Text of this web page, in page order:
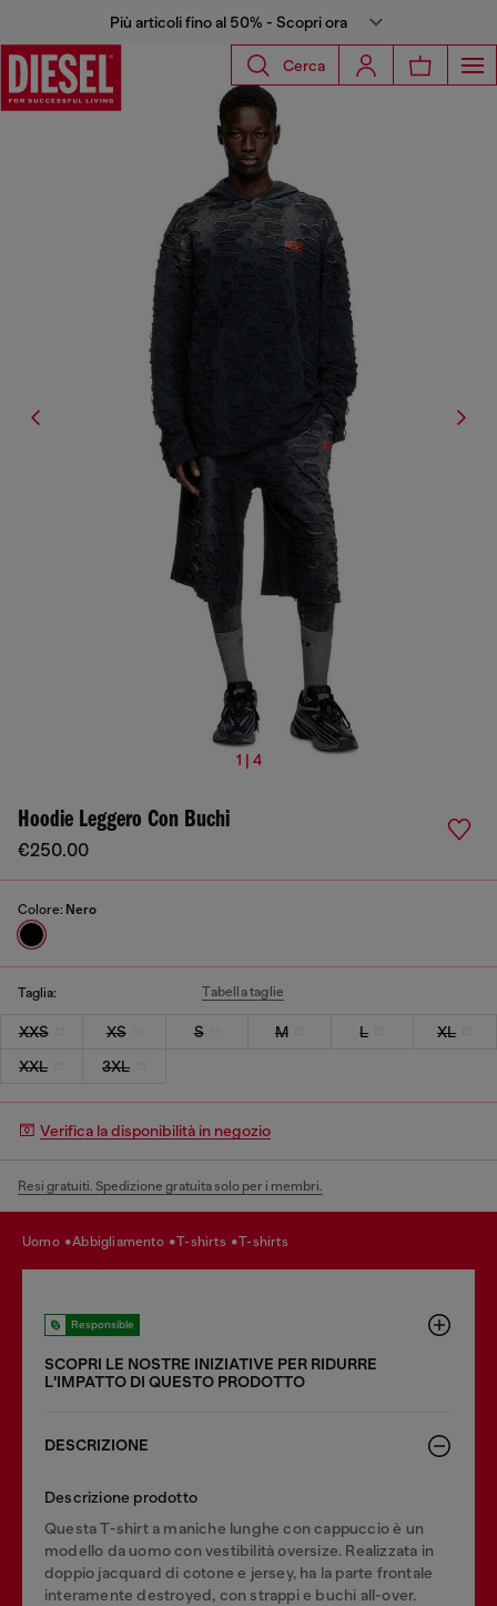
Più articoli fino al 50% - Scopri ora
Cerca
1 | 4
Hoodie Leggero Con Buchi
€250.00
Colore: Nero
Taglia: Tabella taglie
XXS XS S M L
XL
XXL
3XL
Verifica la disponibilità in negozio
Resi gratuiti. Spedizione gratuita solo per i membri.
uomo abbigliamento t-shirts t-shirts
Responsible
SCOPRI LE NOSTRE INIZIATIVE PER RIDURRE
LʹIMPATTO DI QUESTO PRODOTTO
DESCRIZIONE
Descrizione prodotto
Questa T-shirt a maniche lunghe con cappuccio è un
modello da uomo con vestibilità oversize. Realizzata in
doppio jacquard di cotone e jersey, ha la parte frontale
interamente destroyed, con strappi e buchi all-over.